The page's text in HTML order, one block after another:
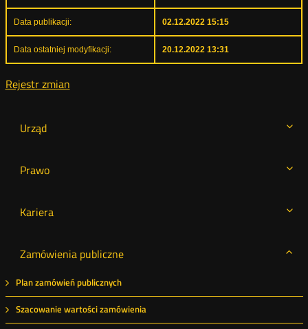
Urząd
Prawo
Kariera
Zamówienia publiczne
Plan zamówień publicznych
Szacowanie wartości zamówienia
Data publikacji: 02.12.2022 15:15
Data ostatniej modyfikacji: 20.12.2022 13:31
Rejestr zmian